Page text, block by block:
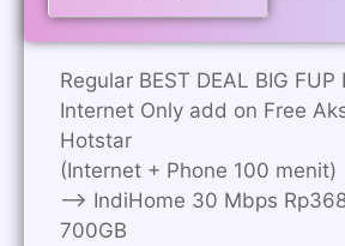
Regular BEST DEAL BIG FUP
Internet Only add on Free
Hotstar
(Internet + Phone 100 menit)
——> IndiHome 30 Mbps
700GB